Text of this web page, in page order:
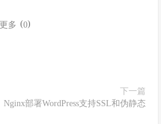
更多 (0)
下一篇
Nginx部署WordPress支持SSL和伪静态